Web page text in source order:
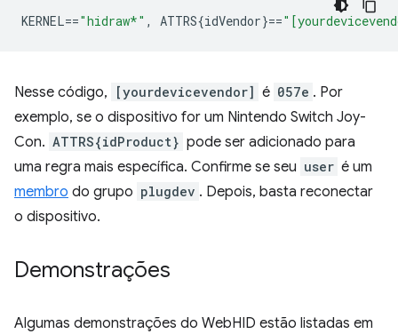
KERNEL=="hidraw*" , ATTRS{idVendor}==
Nesse código, [yourdevicevendor] é 057e . Por
exemplo, se o dispositivo for um Nintendo Switch Joy-
Con. ATTRS{idProduct} pode ser adicionado para
uma regra mais específica. Confirme se seu user é um
membro do grupo plugdev . Depois, basta reconectar
o dispositivo.
Demonstrações
Algumas demonstrações do WebHID estão listadas em